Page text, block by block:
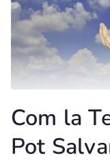
Com la
Pot